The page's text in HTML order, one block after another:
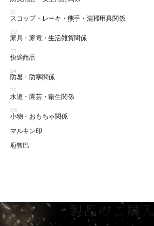
21
スコップ・レーキ・熊手・清掃用具関係
22
家具・家電・生活雑貨関係
23
快適商品
24
防暑・防寒関係
25
水道・園芸・衛生関係
26
小物・おもちゃ関係
マルキン印
庖斬巴
製品のご購入